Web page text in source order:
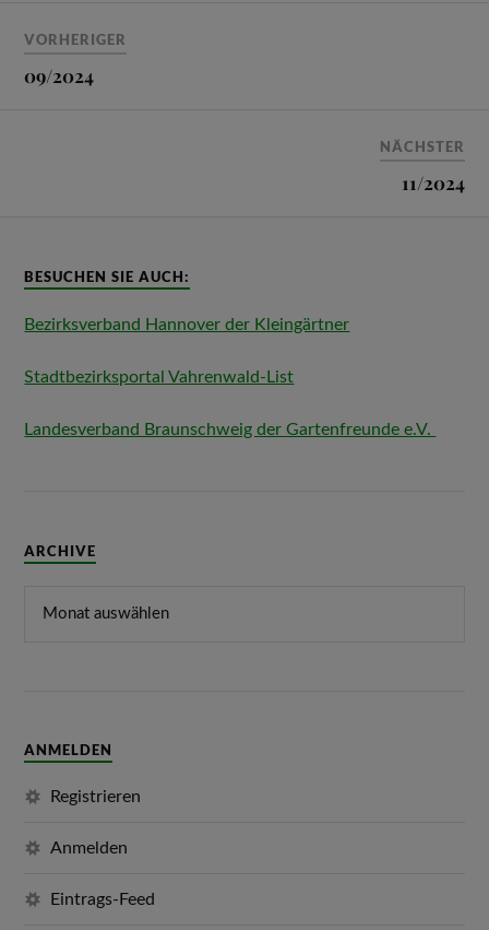
VORHERIGER
09/2024
NÄCHSTER
11/2024
BESUCHEN SIE AUCH:
Bezirksverband Hannover der Kleingärtner
Stadtbezirksportal Vahrenwald-List
Landesverband Braunschweig der Gartenfreunde e.V.
ARCHIVE
ANMELDEN
Registrieren
Anmelden
Eintrags-Feed